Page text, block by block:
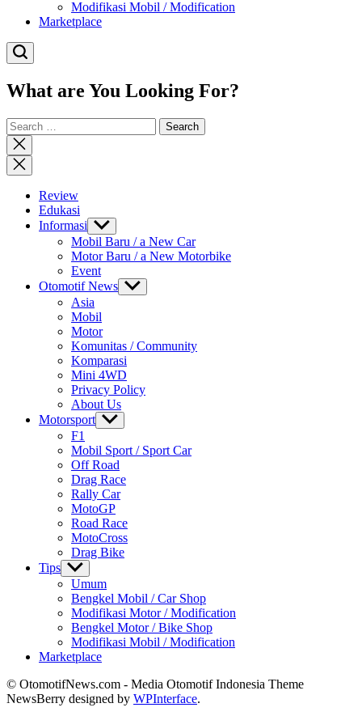
Modifikasi Mobil / Modification
Marketplace
What are You Looking For?
Search
for:
Close
search
Review
Edukasi
Informasi Show
sub
menu
Mobil Baru / a New Car
Motor Baru / a New Motorbike
Event
Otomotif News Show
sub
Asia
Mobil
Motor
Komunitas / Community
Komparasi
Mini 4WD
Privacy Policy
About Us
Motorsport Show
sub
menu
F1
Mobil Sport / Sport Car
Off Road
Drag Race
Rally Car
MotoGP
Road Race
MotoCross
Drag Bike
Tips Show
sub
menu
Umum
Bengkel Mobil / Car Shop
Modifikasi Motor / Modification
Bengkel Motor / Bike Shop
Modifikasi Mobil / Modification
Marketplace
© OtomotifNews.com - Media Otomotif Indonesia Theme
NewsBerry designed by WPInterface.